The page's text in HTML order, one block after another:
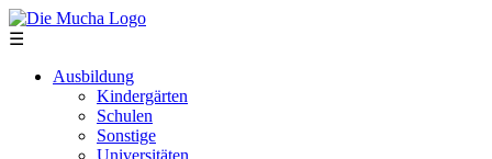
Direkt zum Inhalt
☰
Ausbildung
Kindergärten
Schulen
Sonstige
Universitäten